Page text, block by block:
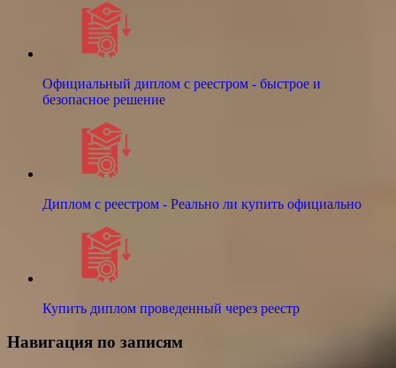
Официальный диплом с реестром - быстрое и
безопасное решение
Диплом с реестром - Реально ли купить официально
Купить диплом проведенный через реестр
Навигация по записям